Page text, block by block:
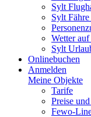
Sylt
Sylt
Wetter
Sylt
Onlinebuchen
Anmelden
Meine Objekte
Tarife
Preise
Fewo-